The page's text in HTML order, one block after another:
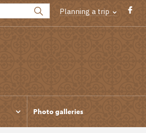
Planning a trip
Photo galleries